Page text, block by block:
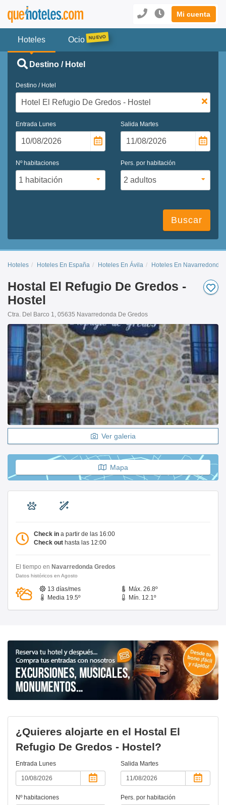
Mi cuenta
Hoteles Ocio
Destino / Hotel
Destino / Hotel
Entrada Lunes Salida Martes
Nº habitaciones Pers. por habitación
Buscar
Hoteles Hoteles En España Hoteles En Ávila Hoteles En Navarredonda
Hostal El Refugio De Gredos -
Hostel
Ctra. Del Barco 1, 05635 Navarredonda De Gredos
Ver galeria
Mapa
Check in a partir de las 16:00
Check out hasta las 12:00
El tiempo en Navarredonda Gredos
Datos históricos en Agosto
13 días/mes
Máx. 26.8º
Media 19.5º
Mín. 12.1º
¿Quieres alojarte en el Hostal El
Refugio De Gredos - Hostel?
Entrada Lunes Salida Martes
Nº habitaciones Pers. por habitación